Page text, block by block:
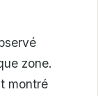
zone.
montré